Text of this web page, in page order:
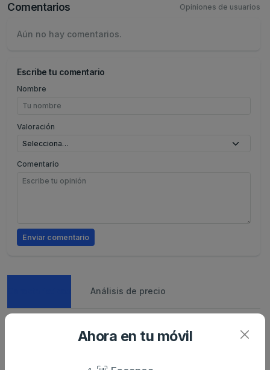
Comentarios Opiniones de usuarios
Aún no hay comentarios.
Escribe tu comentario
Nombre
Valoración
Comentario
Enviar comentario
Análisis de precio
Ahora en tu móvil